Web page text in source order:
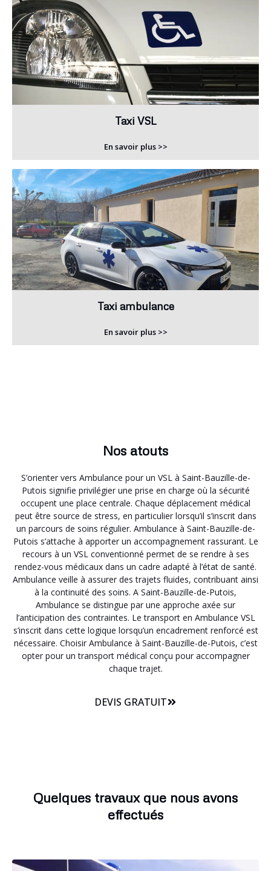
Taxi VSL
En savoir plus >>
Taxi ambulance
En savoir plus >>
Nos atouts
S’orienter vers Ambulance pour un VSL à Saint-Bauzille-de-
Putois signifie privilégier une prise en charge où la sécurité
occupent une place centrale. Chaque déplacement médical
peut être source de stress, en particulier lorsqu’il s’inscrit dans
un parcours de soins régulier. Ambulance à Saint-Bauzille-de-
Putois s’attache à apporter un accompagnement rassurant. Le
recours à un VSL conventionné permet de se rendre à ses
rendez-vous médicaux dans un cadre adapté à l’état de santé.
Ambulance veille à assurer des trajets fluides, contribuant ainsi
à la continuité des soins. A Saint-Bauzille-de-Putois,
Ambulance se distingue par une approche axée sur
l’anticipation des contraintes. Le transport en Ambulance VSL
s’inscrit dans cette logique lorsqu’un encadrement renforcé est
nécessaire. Choisir Ambulance à Saint-Bauzille-de-Putois, c’est
opter pour un transport médical conçu pour accompagner
chaque trajet.
DEVIS GRATUIT
Quelques travaux que nous avons
effectués